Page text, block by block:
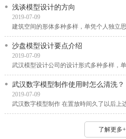
浅谈模型设计的方向
2019-07-09
沙盘模型设计要点介绍
2019-07-09
武汉数字模型制作使用时怎么清洗？
2019-07-09
了解更多+